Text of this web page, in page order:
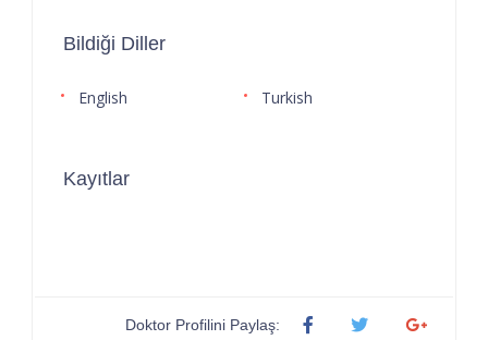
Bildiği Diller
English Turkish
Kayıtlar
Doktor Profilini Paylaş: